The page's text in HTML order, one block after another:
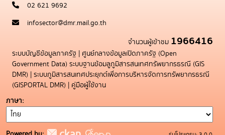
02 621 9692
infosector@dmr.mail.go.th
จำนวนผู้เข้าชม 1966416
ระบบบัญชีข้อมูลภาครัฐ | ศูนย์กลางข้อมูลเปิดภาครัฐ (Open
Government Data) ระบบฐานข้อมลูภูมิสารสนเทศทรัพยากรธรณี (GIS
DMR) | ระบบภูมิสารสนเทศประยุกต์เพื่อการบริหารจัดการทรัพยากรธรณี
(GISPORTAL DMR) | คู่มือผู้ใช้งาน
ภาษา